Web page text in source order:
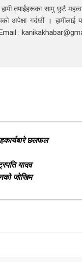
हामी तपाईंहरूका सामु छुटै
अपेक्षा गर्दछौं ।
:
छलफल
यादव
जोखिम